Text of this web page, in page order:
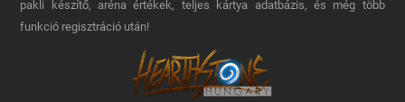
pakli készítő, aréna értékek, teljes kártya adatbázis, és még több
funkció regisztráció után!